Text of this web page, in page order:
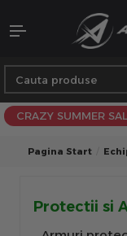
CRAZY SUMMER
Pagina Start
Protectii si